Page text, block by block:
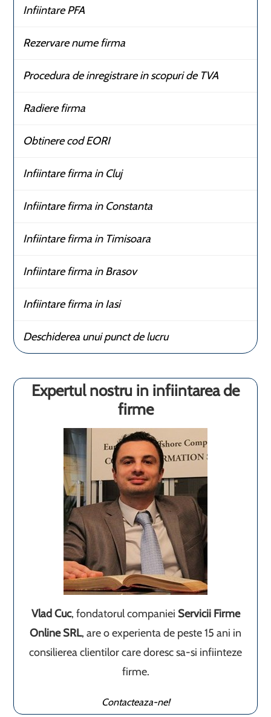
Infiintare PFA
Rezervare nume firma
Procedura de inregistrare in scopuri de TVA
Radiere firma
Obtinere cod EORI
Infiintare firma in Cluj
Infiintare firma in Constanta
Infiintare firma in Timisoara
Infiintare firma in Brasov
Infiintare firma in Iasi
Deschiderea unui punct de lucru
Expertul nostru in infiintarea de
firme
Vlad Cuc, fondatorul companiei Servicii Firme
Online SRL, are o experienta de peste 15 ani in
consilierea clientilor care doresc sa-si infiinteze
firme.
Contacteaza-ne!